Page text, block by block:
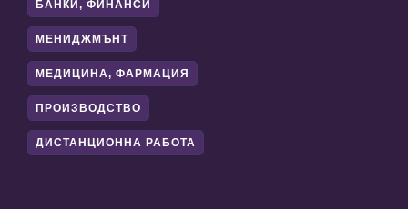
БАНКИ, ФИНАНСИ
МЕНИДЖМЪНТ
МЕДИЦИНА, ФАРМАЦИЯ
ПРОИЗВОДСТВО
ДИСТАНЦИОННА РАБОТА